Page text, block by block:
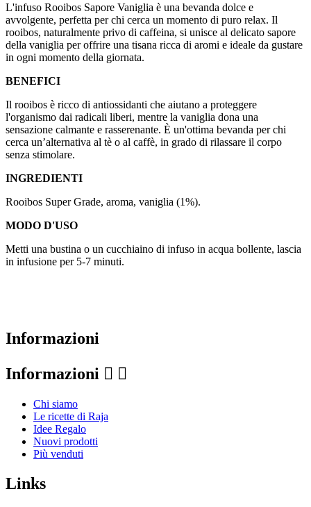
L'infuso Rooibos Sapore Vaniglia è una bevanda dolce e
avvolgente, perfetta per chi cerca un momento di puro relax. Il
rooibos, naturalmente privo di caffeina, si unisce al delicato sapore
della vaniglia per offrire una tisana ricca di aromi e ideale da gustare
in ogni momento della giornata.
BENEFICI
Il rooibos è ricco di antiossidanti che aiutano a proteggere
l'organismo dai radicali liberi, mentre la vaniglia dona una
sensazione calmante e rasserenante. È un'ottima bevanda per chi
cerca un’alternativa al tè o al caffè, in grado di rilassare il corpo
senza stimolare.
INGREDIENTI
Rooibos Super Grade, aroma, vaniglia (1%).
MODO D'USO
Metti una bustina o un cucchiaino di infuso in acqua bollente, lascia
in infusione per 5-7 minuti.
Informazioni
Informazioni  
Chi siamo
Le ricette di Raja
Idee Regalo
Nuovi prodotti
Più venduti
Links